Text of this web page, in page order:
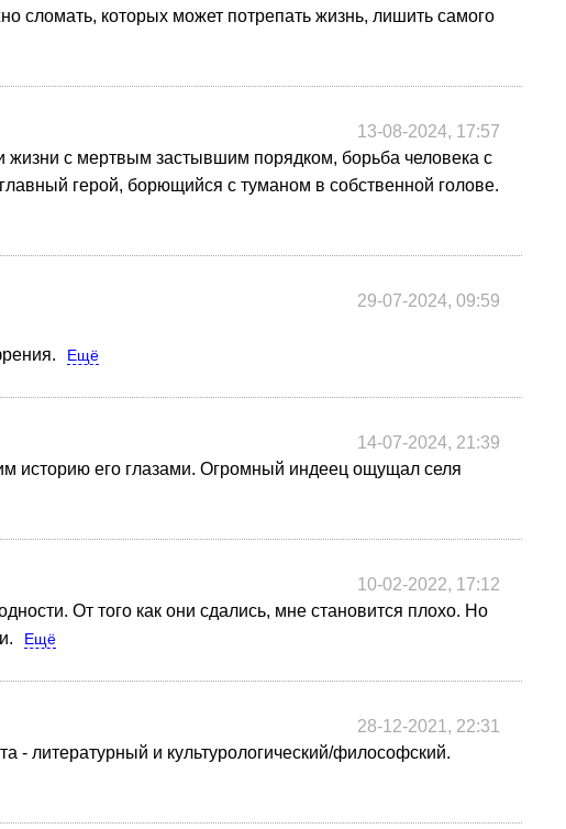
которых может потрепать жизнь, лишить самого
13-08-2024, 17:57
жизни с мертвым застывшим порядком, борьба человека с
герой, борющийся с туманом в собственной голове.
29-07-2024, 09:59
Ещё
14-07-2024, 21:39
историю его глазами. Огромный индеец ощущал селя
10-02-2022, 17:12
От того как они сдались, мне становится плохо. Но
Ещё
28-12-2021, 22:31
- литературный и культурологический/философский.